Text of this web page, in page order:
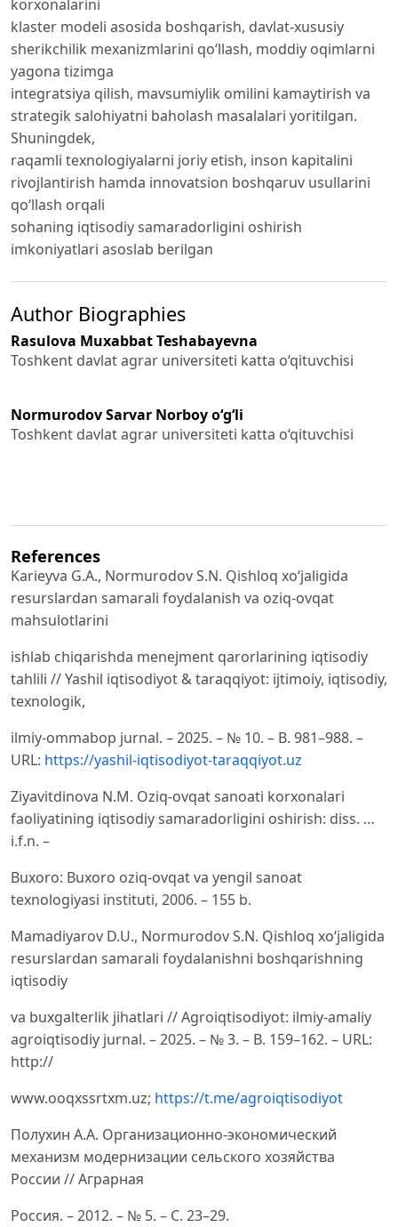
korxonalarini
klaster modeli asosida boshqarish, davlat-xususiy
sherikchilik mexanizmlarini qo‘llash, moddiy oqimlarni
yagona tizimga
integratsiya qilish, mavsumiylik omilini kamaytirish va
strategik salohiyatni baholash masalalari yoritilgan.
Shuningdek,
raqamli texnologiyalarni joriy etish, inson kapitalini
rivojlantirish hamda innovatsion boshqaruv usullarini
qo‘llash orqali
sohaning iqtisodiy samaradorligini oshirish
imkoniyatlari asoslab berilgan
Author Biographies
Rasulova Muxabbat Teshabayevna
Toshkent davlat agrar universiteti katta o‘qituvchisi
Normurodov Sarvar Norboy o‘g‘li
Toshkent davlat agrar universiteti katta o‘qituvchisi
References
Karieyva G.A., Normurodov S.N. Qishloq xo‘jaligida
resurslardan samarali foydalanish va oziq-ovqat
mahsulotlarini
ishlab chiqarishda menejment qarorlarining iqtisodiy
tahlili // Yashil iqtisodiyot & taraqqiyot: ijtimoiy, iqtisodiy,
texnologik,
ilmiy-ommabop jurnal. – 2025. – № 10. – B. 981–988. –
URL: https://yashil-iqtisodiyot-taraqqiyot.uz
Ziyavitdinova N.M. Oziq-ovqat sanoati korxonalari
faoliyatining iqtisodiy samaradorligini oshirish: diss. …
i.f.n. –
Buxoro: Buxoro oziq-ovqat va yengil sanoat
texnologiyasi instituti, 2006. – 155 b.
Mamadiyarov D.U., Normurodov S.N. Qishloq xo‘jaligida
resurslardan samarali foydalanishni boshqarishning
iqtisodiy
va buxgalterlik jihatlari // Agroiqtisodiyot: ilmiy-amaliy
agroiqtisodiy jurnal. – 2025. – № 3. – B. 159–162. – URL:
http://
www.ooqxssrtxm.uz; https://t.me/agroiqtisodiyot
Полухин А.А. Организационно-экономический
механизм модернизации сельского хозяйства
России // Аграрная
Россия. – 2012. – № 5. – С. 23–29.